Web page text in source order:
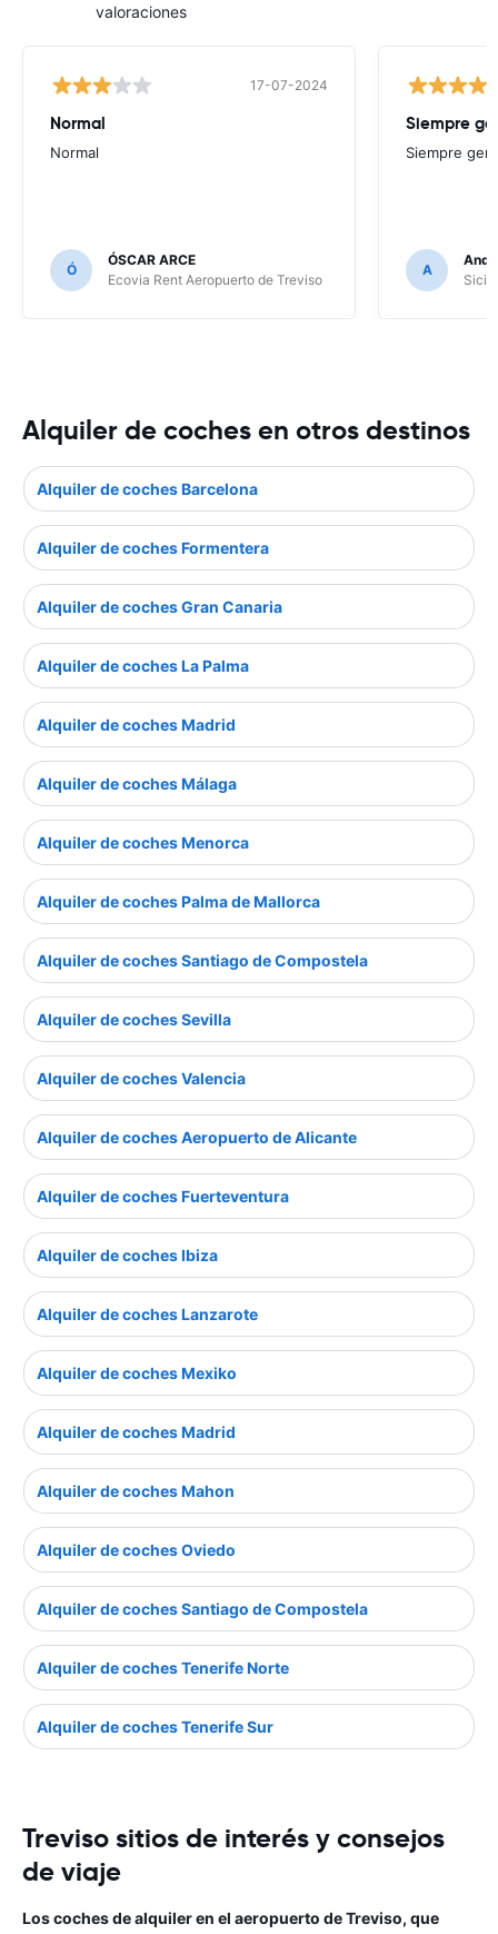
valoraciones
17-07-2024
Normal
Normal
Ó
ÓSCAR ARCE
Ecovia Rent Aeropuerto de Treviso
Siempre
Siempre
A
Alquiler de coches en otros destinos
Alquiler de coches Barcelona
Alquiler de coches Formentera
Alquiler de coches Gran Canaria
Alquiler de coches La Palma
Alquiler de coches Madrid
Alquiler de coches Málaga
Alquiler de coches Menorca
Alquiler de coches Palma de Mallorca
Alquiler de coches Santiago de Compostela
Alquiler de coches Sevilla
Alquiler de coches Valencia
Alquiler de coches Aeropuerto de Alicante
Alquiler de coches Fuerteventura
Alquiler de coches Ibiza
Alquiler de coches Lanzarote
Alquiler de coches Mexiko
Alquiler de coches Madrid
Alquiler de coches Mahon
Alquiler de coches Oviedo
Alquiler de coches Santiago de Compostela
Alquiler de coches Tenerife Norte
Alquiler de coches Tenerife Sur
Treviso sitios de interés y consejos
de viaje
Los coches de alquiler en el aeropuerto de Treviso, que